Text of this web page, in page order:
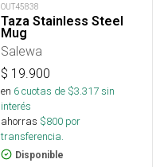
OUT45838
Taza Stainless Steel
Mug
Salewa
$ 19.900
en 6cuotas de $3.317sin
interés
ahorras $800 por
transferencia.
Disponible